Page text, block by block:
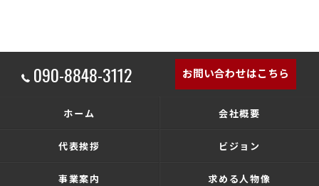
090-8848-3112 お問い合わせはこちら
ホーム 会社概要
代表挨拶 ビジョン
事業案内 求める人物像